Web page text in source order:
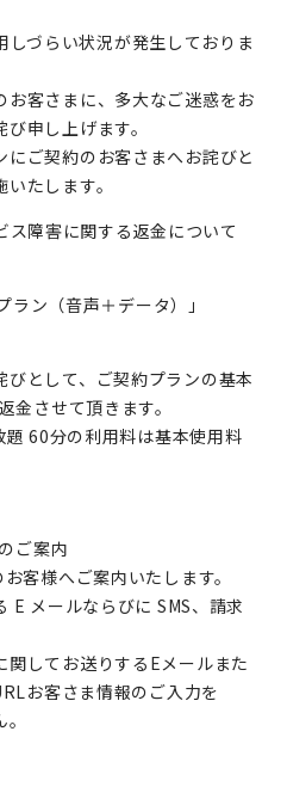
しづらい状況が発生しておりま
お客さまに、多大なご迷惑をお
申し上げます。
ご契約のお客さまへお詫びと
たします。
障害に関する返金について
ン（音声＋データ）」
として、ご契約プランの基本
させて頂きます。
60分の利用料は基本使用料
ご案内
様へご案内いたします。
メールならびに SMS、請求
してお送りするEメールまた
お客さま情報のご入力を